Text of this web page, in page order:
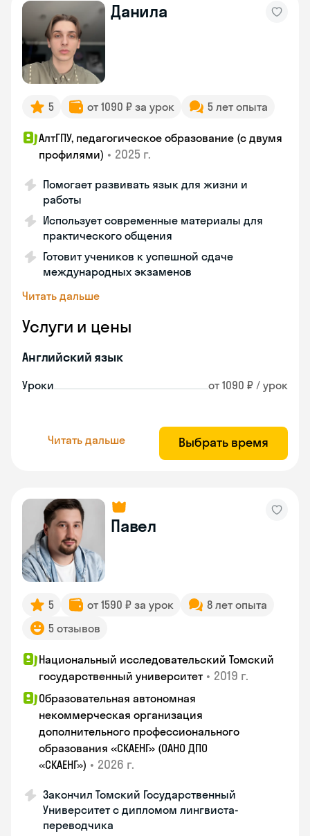
Данила
5 от 1090 ₽ за урок 5 лет опыта
АлтГПУ, педагогическое образование (с двумя
профилями) • 2025 г.
Помогает развивать язык для жизни и
работы
Использует современные материалы для
практического общения
Готовит учеников к успешной сдаче
международных экзаменов
Читать дальше
Услуги и цены
Английский язык
Уроки от 1090 ₽ / урок
Читать дальше Выбрать время
Павел
5 от 1590 ₽ за урок
8 лет опыта
5 отзывов
Национальный исследовательский Томский
государственный университет • 2019 г.
Образовательная автономная
некоммерческая организация
дополнительного профессионального
образования «СКАЕНГ» (ОАНО ДПО
«СКАЕНГ») • 2026 г.
Закончил Томский Государственный
Университет с дипломом лингвиста-
переводчика